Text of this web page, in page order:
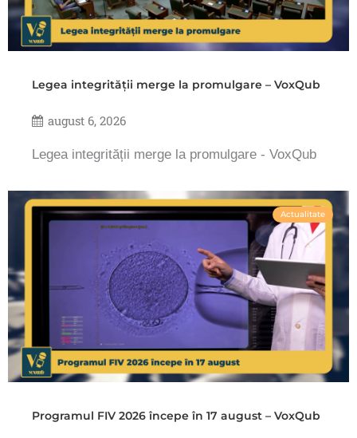
Legea integrității merge la promulgare – VoxQub
august 6, 2026
Legea integrității merge la promulgare - VoxQub
Actualitate
Programul FIV 2026 începe în 17 august – VoxQub